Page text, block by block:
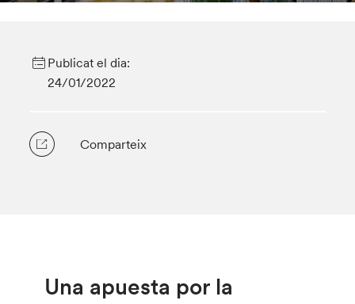
Publicat el dia:
24/01/2022
Comparteix
Una apuesta por la